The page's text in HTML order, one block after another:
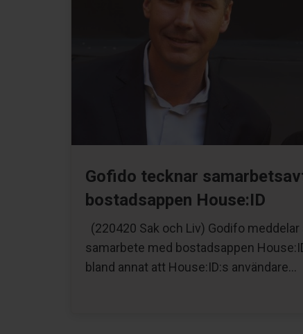
Gofido tecknar
bostadsappen House:ID
(220420 Sak och Liv) Godifo
samarbete med bostadsappen
bland annat att House:ID:s användare…